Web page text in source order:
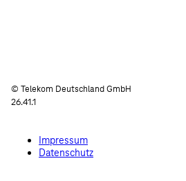
© Telekom Deutschland GmbH
26.41.1
Impressum
Datenschutz